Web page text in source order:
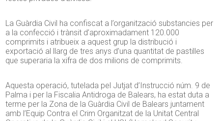
La Guàrdia Civil ha confiscat a l’organització substancies per
a la confecció i trànsit d’aproximadament 120.000
comprimits i atribueix a aquest grup la distribució i
exportació al llarg de tres anys d’una quantitat de pastilles
que superaria la xifra de dos milions de comprimits.
Aquesta operació, tutelada pel Jutjat d’Instrucció núm. 9 de
Palma i per la Fiscalia Antidroga de Balears, ha estat duta a
terme per la Zona de la Guàrdia Civil de Balears juntament
amb l’Equip Contra el Crim Organitzat de la Unitat Central